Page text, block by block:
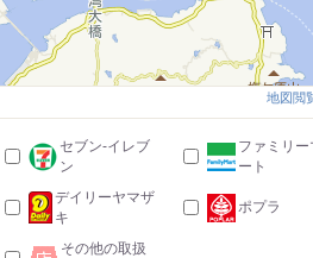
地図閲
セブン-イレブ
ン
ファミリー
ート
デイリーヤマザ
キ
ポプラ
その他の取扱